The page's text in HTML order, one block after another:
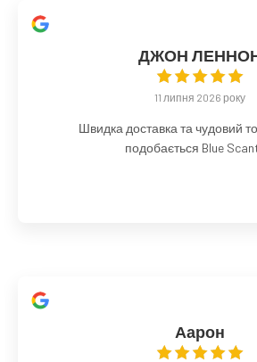
ДЖОН
11 липня 2026 року
Швидка доставка та чудовий
подобається Blue
Аарон